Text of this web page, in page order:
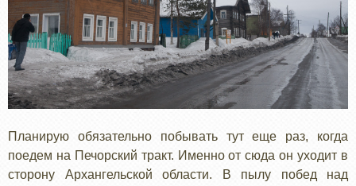
Планирую обязательно побывать тут еще раз, когда
поедем на Печорский тракт. Именно от сюда он уходит в
сторону Архангельской области. В пылу побед над